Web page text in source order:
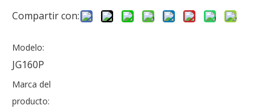
Compartir con:
Modelo:
JG160P
Marca del
producto: